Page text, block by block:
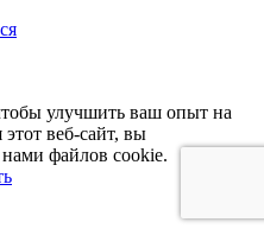
улучшить ваш опыт на
веб-сайт, вы
нами файлов cookie.